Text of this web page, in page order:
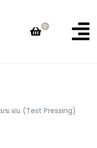
0
ฆ ฝน (Test Pressing)